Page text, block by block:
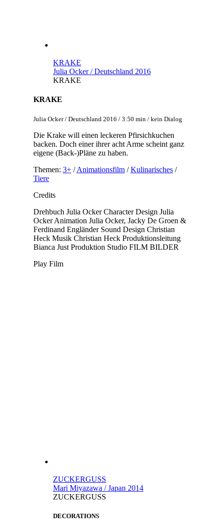
KRAKE
Julia Ocker / Deutschland 2016
KRAKE
KRAKE
Julia Ocker / Deutschland 2016 / 3:50 min / kein Dialog
Die Krake will einen leckeren Pfirsichkuchen
backen. Doch einer ihrer acht Arme scheint ganz
eigene (Back-)Pläne zu haben.
Themen: 3+/Animationsfilm/Kulinarisches/
Tiere
Credits
Drehbuch Julia Ocker Character Design Julia
Ocker Animation Julia Ocker, Jacky De Groen &
Ferdinand Engländer Sound Design Christian
Heck Musik Christian Heck Produktionsleitung
Bianca Just Produktion Studio FILM BILDER
Play Film
ZUCKERGUSS
Mari Miyazawa / Japan 2014
ZUCKERGUSS
DECORATIONS